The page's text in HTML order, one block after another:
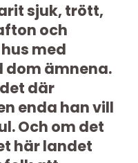
sjuk, trött,
och
med
dom ämnena.
där
enda han vill
Och om det
här landet